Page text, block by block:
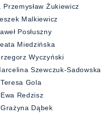
Przemysław Żukiewicz
Malkiewicz
Posłuszny
Miedzińska
Wyczyński
Szewczuk-Sadowska
Gola
Redzisz
Dąbek